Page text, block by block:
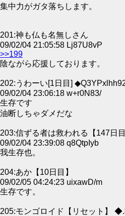
集中力がガタ落ちします。
201:神も仏も名無しさん
09/02/04 21:05:58 Lj87U8vP
>>199
陰ながら応援しております。
202:うわーい[1日目]
09/02/04 23:06:18 w+r0N83/
生存です
油断しちゃダメだな
203:信ずる者は救われる【147日
09/02/04 23:39:08 q8QtpIyb
我生存也。
204:あか【10日目】
09/02/05 04:24:23 uixawD/m
生存です。
205:モンゴロイド【リセット】